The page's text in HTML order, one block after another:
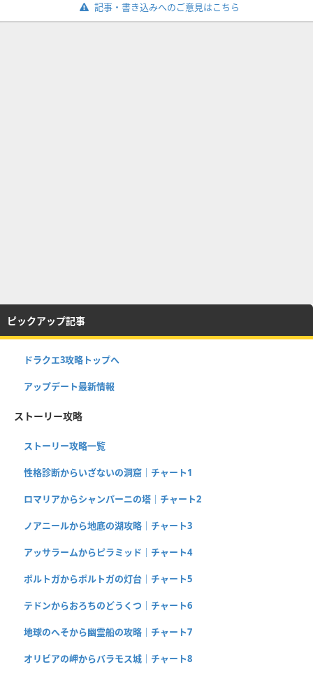
記事・書き込みへのご意見はこちら
ピックアップ記事
ドラクエ3攻略トップへ
アップデート最新情報
ストーリー攻略
ストーリー攻略一覧
性格診断からいざないの洞窟｜チャート1
ロマリアからシャンパーニの塔｜チャート2
ノアニールから地底の湖攻略｜チャート3
アッサラームからピラミッド｜チャート4
ポルトガからポルトガの灯台｜チャート5
テドンからおろちのどうくつ｜チャート6
地球のへそから幽霊船の攻略｜チャート7
オリビアの岬からバラモス城｜チャート8